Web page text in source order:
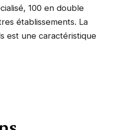
100 en double
établissements. La
est une caractéristique